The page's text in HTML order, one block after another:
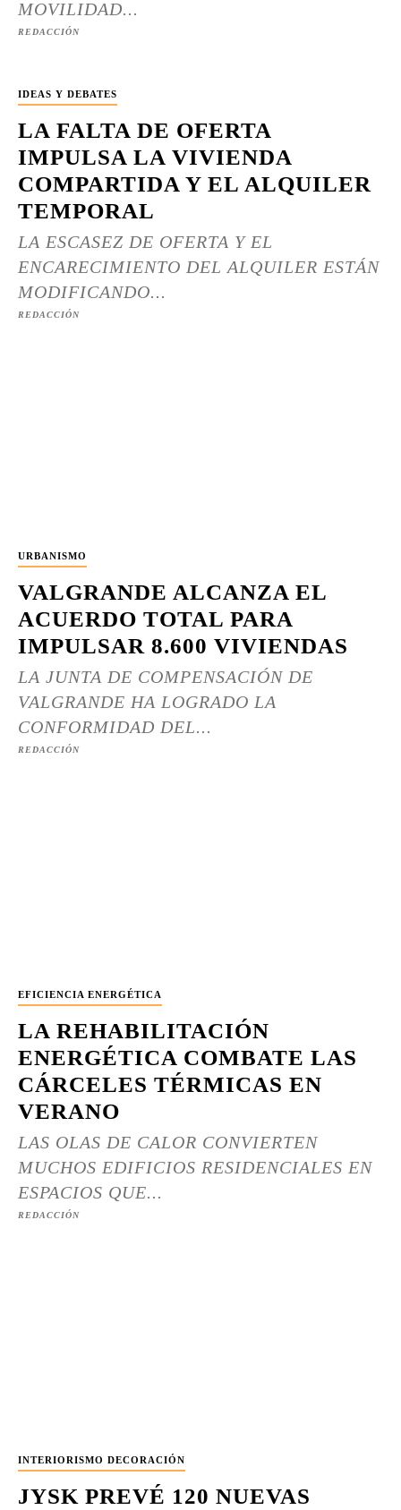
MOVILIDAD...
REDACCIÓN
IDEAS Y DEBATES
LA FALTA DE OFERTA
IMPULSA LA VIVIENDA
COMPARTIDA Y EL ALQUILER
TEMPORAL
LA ESCASEZ DE OFERTA Y EL
ENCARECIMIENTO DEL ALQUILER ESTÁN
MODIFICANDO...
REDACCIÓN
URBANISMO
VALGRANDE ALCANZA EL
ACUERDO TOTAL PARA
IMPULSAR 8.600 VIVIENDAS
LA JUNTA DE COMPENSACIÓN DE
VALGRANDE HA LOGRADO LA
CONFORMIDAD DEL...
REDACCIÓN
EFICIENCIA ENERGÉTICA
LA REHABILITACIÓN
ENERGÉTICA COMBATE LAS
CÁRCELES TÉRMICAS EN
VERANO
LAS OLAS DE CALOR CONVIERTEN
MUCHOS EDIFICIOS RESIDENCIALES EN
ESPACIOS QUE...
REDACCIÓN
INTERIORISMO DECORACIÓN
JYSK PREVÉ 120 NUEVAS